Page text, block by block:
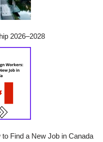
2026–2028
Find a New Job in Canada